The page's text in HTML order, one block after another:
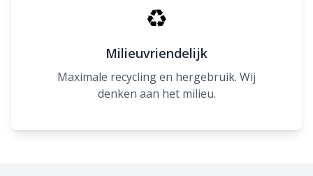
♻
Milieuvriendelijk
Maximale recycling en hergebruik. Wij
denken aan het milieu.